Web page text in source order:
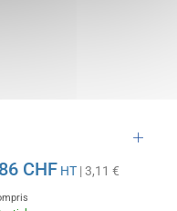
CHF HT| 3,11 €